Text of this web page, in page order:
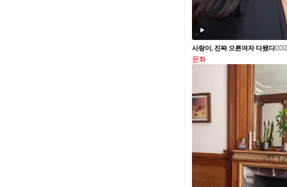
사랑이, 진짜 으른여자 다됐다🙋🏻‍♀️
문화